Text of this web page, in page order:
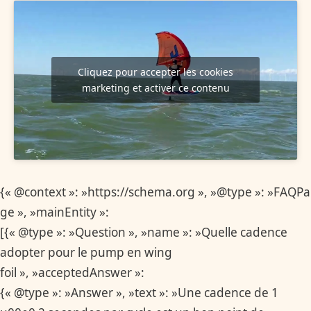
Cliquez pour accepter les cookies
marketing et activer ce contenu
{« @context »: »https://schema.org », »@type »: »FAQPa
ge », »mainEntity »:
[{« @type »: »Question », »name »: »Quelle cadence
adopter pour le pump en wing
foil », »acceptedAnswer »:
{« @type »: »Answer », »text »: »Une cadence de 1